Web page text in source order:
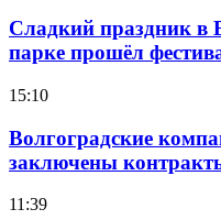
Сладкий праздник в
парке прошёл
15:10
Волгоградские
заключены
11:39